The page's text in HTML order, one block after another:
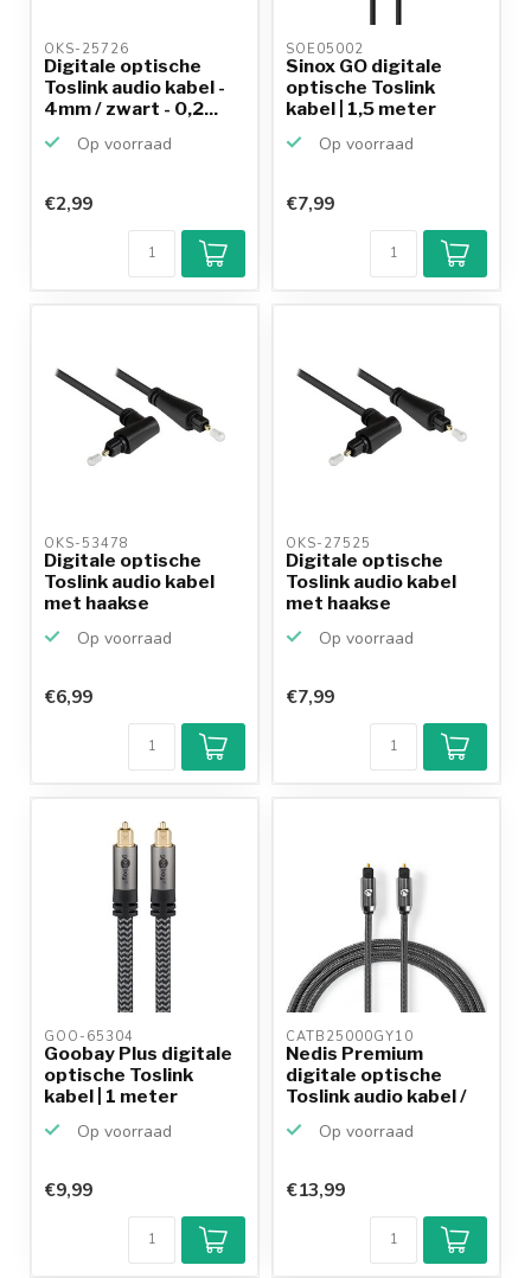
OKS-25726
Digitale optische
Toslink audio kabel -
4mm / zwart - 0,2...
Op voorraad
€2,99
SOE05002
Sinox GO digitale
optische Toslink
kabel | 1,5 meter
Op voorraad
€7,99
OKS-53478
Digitale optische
Toslink audio kabel
met haakse
Op voorraad
€6,99
OKS-27525
Digitale optische
Toslink audio kabel
met haakse
Op voorraad
9,2/10
Achteraf
betalen mogelijk
€7,99
GOO-65304
Goobay Plus digitale
optische Toslink
kabel | 1 meter
Op voorraad
€9,99
CATB25000GY10
Nedis Premium
digitale optische
Toslink audio kabel /
Op voorraad
€13,99